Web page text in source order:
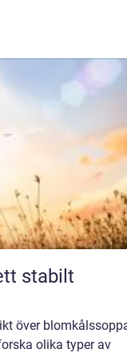
stabilt
över
olika typer av